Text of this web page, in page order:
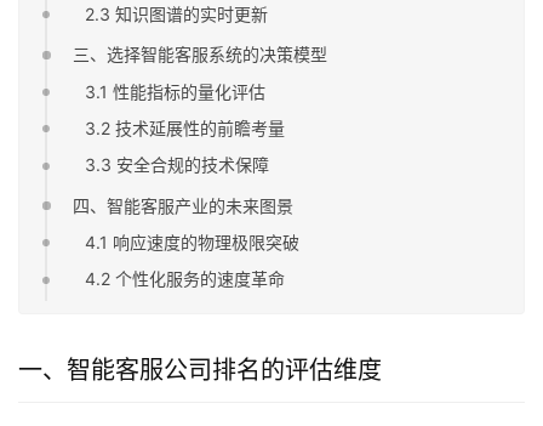
2.3 知识图谱的实时更新
三、选择智能客服系统的决策模型
3.1 性能指标的量化评估
3.2 技术延展性的前瞻考量
3.3 安全合规的技术保障
四、智能客服产业的未来图景
4.1 响应速度的物理极限突破
4.2 个性化服务的速度革命
一、智能客服公司排名的评估维度